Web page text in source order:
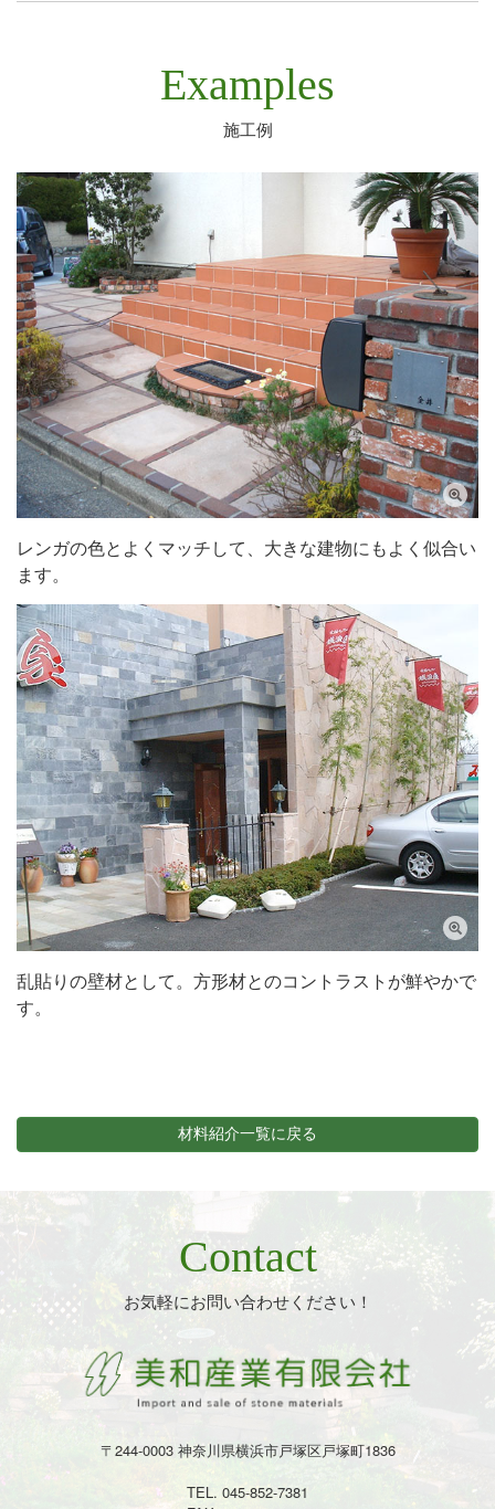
Examples
施工例
レンガの色とよくマッチして、大きな建物にもよく似合い
ます。
乱貼りの壁材として。方形材とのコントラストが鮮やかで
す。
材料紹介一覧に戻る
Contact
お気軽にお問い合わせください！
〒244-0003 神奈川県横浜市戸塚区戸塚町1836
TEL. 045-852-7381